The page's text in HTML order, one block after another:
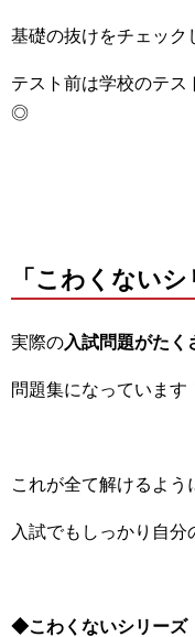
基礎の抜けをチェック
テスト前は学校のテス
◎
「こわくないシ
実際の入試問題がたく
問題集になっています
これが全て解けるよう
入試でもしっかり自分
◆こわくないシリーズ